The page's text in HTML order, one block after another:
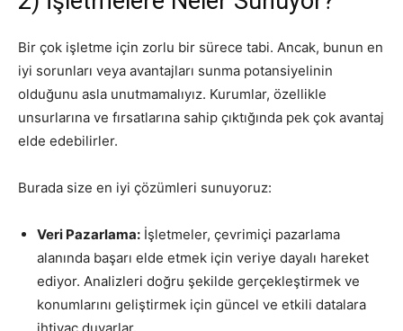
Bir çok işletme için zorlu bir sürece tabi. Ancak, bunun en
iyi sorunları veya avantajları sunma potansiyelinin
olduğunu asla unutmamalıyız. Kurumlar, özellikle
unsurlarına ve fırsatlarına sahip çıktığında pek çok avantaj
elde edebilirler.
Burada size en iyi çözümleri sunuyoruz:
Veri Pazarlama: İşletmeler, çevrimiçi pazarlama
alanında başarı elde etmek için veriye dayalı hareket
ediyor. Analizleri doğru şekilde gerçekleştirmek ve
konumlarını geliştirmek için güncel ve etkili datalara